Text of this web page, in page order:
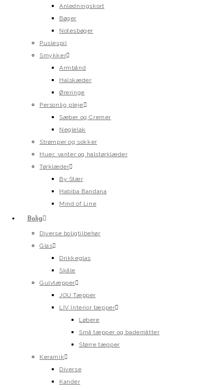
Anledningskort
Bøger
Notesbøger
Puslespil
Smykker
Armbånd
Halskæder
Øreringe
Personlig pleje
Sæber og Cremer
Neglelak
Strømper og sokker
Huer, vanter og halstørklæder
Tørklæder
By Stær
Habiba Bandana
Mind of Line
Bolig
Diverse boligtilbehør
Glas
Drikkeglas
Skåle
Gulvtæpper
JOU Tæpper
LIV Interior tæpper
Løbere
Små tæpper og bademåtter
Større tæpper
Keramik
Diverse
Kander